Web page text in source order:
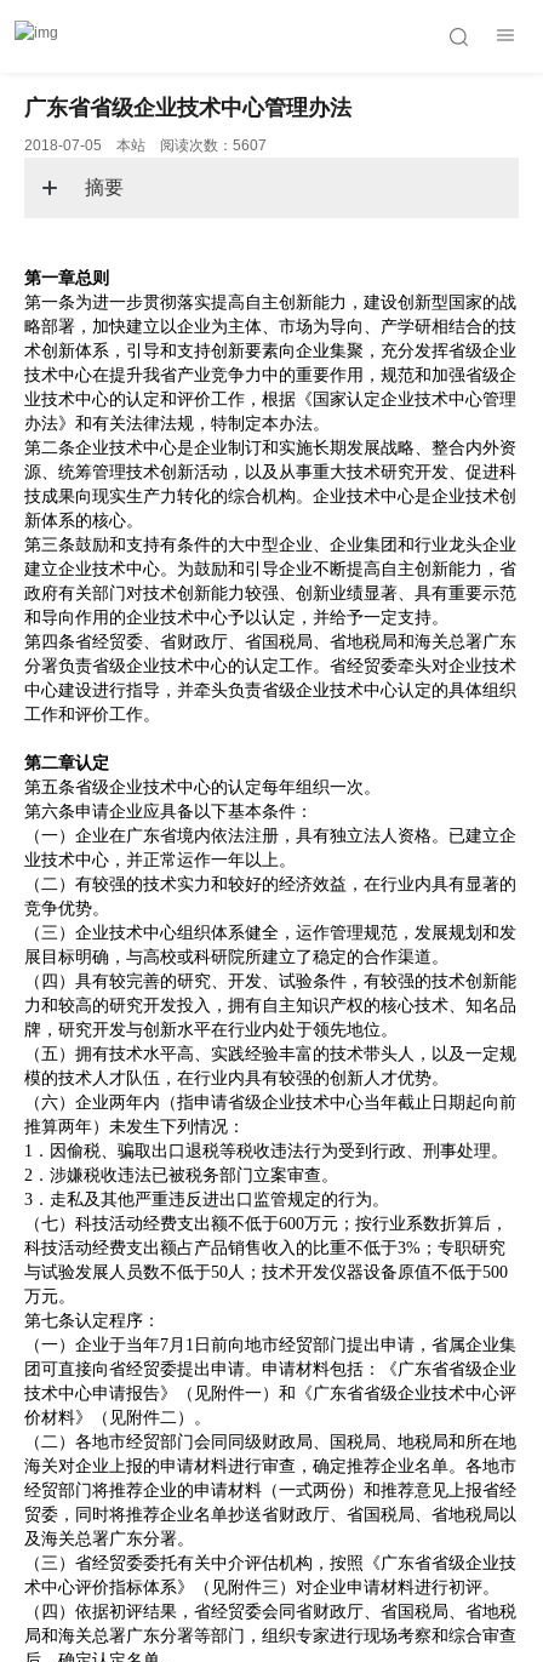
广东省省级企业技术中心管理办法
2018-07-05 本站 阅读次数：5607
摘要
第一章总则
第一条为进一步贯彻落实提高自主创新能力，建设创新型国家的战
略部署，加快建立以企业为主体、市场为导向、产学研相结合的技
术创新体系，引导和支持创新要素向企业集聚，充分发挥省级企业
技术中心在提升我省产业竞争力中的重要作用，规范和加强省级企
业技术中心的认定和评价工作，根据《国家认定企业技术中心管理
办法》和有关法律法规，特制定本办法。
第二条企业技术中心是企业制订和实施长期发展战略、整合内外资
源、统筹管理技术创新活动，以及从事重大技术研究开发、促进科
技成果向现实生产力转化的综合机构。企业技术中心是企业技术创
新体系的核心。
第三条鼓励和支持有条件的大中型企业、企业集团和行业龙头企业
建立企业技术中心。为鼓励和引导企业不断提高自主创新能力，省
政府有关部门对技术创新能力较强、创新业绩显著、具有重要示范
和导向作用的企业技术中心予以认定，并给予一定支持。
第四条省经贸委、省财政厅、省国税局、省地税局和海关总署广东
分署负责省级企业技术中心的认定工作。省经贸委牵头对企业技术
中心建设进行指导，并牵头负责省级企业技术中心认定的具体组织
工作和评价工作。
第二章认定
第五条省级企业技术中心的认定每年组织一次。
第六条申请企业应具备以下基本条件：
（一）企业在广东省境内依法注册，具有独立法人资格。已建立企
业技术中心，并正常运作一年以上。
（二）有较强的技术实力和较好的经济效益，在行业内具有显著的
竞争优势。
（三）企业技术中心组织体系健全，运作管理规范，发展规划和发
展目标明确，与高校或科研院所建立了稳定的合作渠道。
（四）具有较完善的研究、开发、试验条件，有较强的技术创新能
力和较高的研究开发投入，拥有自主知识产权的核心技术、知名品
牌，研究开发与创新水平在行业内处于领先地位。
（五）拥有技术水平高、实践经验丰富的技术带头人，以及一定规
模的技术人才队伍，在行业内具有较强的创新人才优势。
（六）企业两年内（指申请省级企业技术中心当年截止日期起向前
推算两年）未发生下列情况：
1．因偷税、骗取出口退税等税收违法行为受到行政、刑事处理。
2．涉嫌税收违法已被税务部门立案审查。
3．走私及其他严重违反进出口监管规定的行为。
（七）科技活动经费支出额不低于600万元；按行业系数折算后，
科技活动经费支出额占产品销售收入的比重不低于3%；专职研究
与试验发展人员数不低于50人；技术开发仪器设备原值不低于500
万元。
第七条认定程序：
（一）企业于当年7月1日前向地市经贸部门提出申请，省属企业集
团可直接向省经贸委提出申请。申请材料包括：《广东省省级企业
技术中心申请报告》（见附件一）和《广东省省级企业技术中心评
价材料》（见附件二）。
（二）各地市经贸部门会同同级财政局、国税局、地税局和所在地
海关对企业上报的申请材料进行审查，确定推荐企业名单。各地市
经贸部门将推荐企业的申请材料（一式两份）和推荐意见上报省经
贸委，同时将推荐企业名单抄送省财政厅、省国税局、省地税局以
及海关总署广东分署。
（三）省经贸委委托有关中介评估机构，按照《广东省省级企业技
术中心评价指标体系》（见附件三）对企业申请材料进行初评。
（四）依据初评结果，省经贸委会同省财政厅、省国税局、省地税
局和海关总署广东分署等部门，组织专家进行现场考察和综合审查